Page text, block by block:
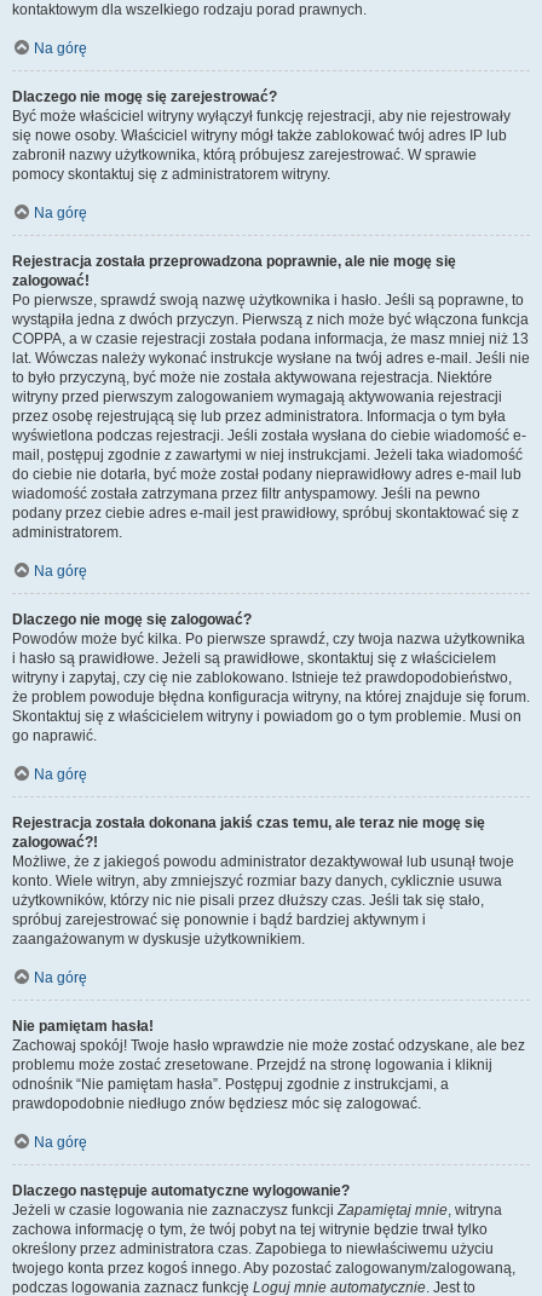
kontaktowym dla wszelkiego rodzaju porad prawnych.
Na górę
Dlaczego nie mogę się zarejestrować?
Być może właściciel witryny wyłączył funkcję rejestracji, aby nie rejestrowały
się nowe osoby. Właściciel witryny mógł także zablokować twój adres IP lub
zabronił nazwy użytkownika, którą próbujesz zarejestrować. W sprawie
pomocy skontaktuj się z administratorem witryny.
Na górę
Rejestracja została przeprowadzona poprawnie, ale nie mogę się
zalogować!
Po pierwsze, sprawdź swoją nazwę użytkownika i hasło. Jeśli są poprawne, to
wystąpiła jedna z dwóch przyczyn. Pierwszą z nich może być włączona funkcja
COPPA, a w czasie rejestracji została podana informacja, że masz mniej niż 13
lat. Wówczas należy wykonać instrukcje wysłane na twój adres e-mail. Jeśli nie
to było przyczyną, być może nie została aktywowana rejestracja. Niektóre
witryny przed pierwszym zalogowaniem wymagają aktywowania rejestracji
przez osobę rejestrującą się lub przez administratora. Informacja o tym była
wyświetlona podczas rejestracji. Jeśli została wysłana do ciebie wiadomość e-
mail, postępuj zgodnie z zawartymi w niej instrukcjami. Jeżeli taka wiadomość
do ciebie nie dotarła, być może został podany nieprawidłowy adres e-mail lub
wiadomość została zatrzymana przez filtr antyspamowy. Jeśli na pewno
podany przez ciebie adres e-mail jest prawidłowy, spróbuj skontaktować się z
administratorem.
Na górę
Dlaczego nie mogę się zalogować?
Powodów może być kilka. Po pierwsze sprawdź, czy twoja nazwa użytkownika
i hasło są prawidłowe. Jeżeli są prawidłowe, skontaktuj się z właścicielem
witryny i zapytaj, czy cię nie zablokowano. Istnieje też prawdopodobieństwo,
że problem powoduje błędna konfiguracja witryny, na której znajduje się forum.
Skontaktuj się z właścicielem witryny i powiadom go o tym problemie. Musi on
go naprawić.
Na górę
Rejestracja została dokonana jakiś czas temu, ale teraz nie mogę się
zalogować?!
Możliwe, że z jakiegoś powodu administrator dezaktywował lub usunął twoje
konto. Wiele witryn, aby zmniejszyć rozmiar bazy danych, cyklicznie usuwa
użytkowników, którzy nic nie pisali przez dłuższy czas. Jeśli tak się stało,
spróbuj zarejestrować się ponownie i bądź bardziej aktywnym i
zaangażowanym w dyskusje użytkownikiem.
Na górę
Nie pamiętam hasła!
Zachowaj spokój! Twoje hasło wprawdzie nie może zostać odzyskane, ale bez
problemu może zostać zresetowane. Przejdź na stronę logowania i kliknij
odnośnik “Nie pamiętam hasła”. Postępuj zgodnie z instrukcjami, a
prawdopodobnie niedługo znów będziesz móc się zalogować.
Na górę
Dlaczego następuje automatyczne wylogowanie?
Jeżeli w czasie logowania nie zaznaczysz funkcjiZapamiętaj mnie, witryna
zachowa informację o tym, że twój pobyt na tej witrynie będzie trwał tylko
określony przez administratora czas. Zapobiega to niewłaściwemu użyciu
twojego konta przez kogoś innego. Aby pozostać zalogowanym/zalogowaną,
podczas logowania zaznacz funkcję Loguj mnie automatycznie. Jest to